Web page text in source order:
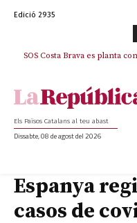
Edició 2935
SOS Costa Brava es planta
La memòria viva de Josep
Els Països Catalans al teu abast
Dissabte, 08 de agost del 2026
Espanya
casos de